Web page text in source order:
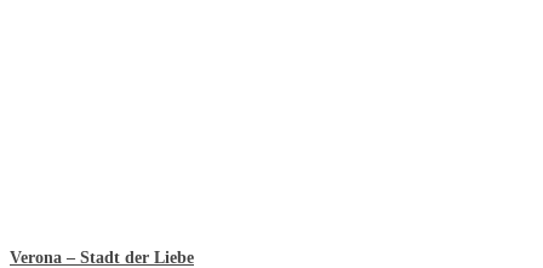
Verona – Stadt der Liebe